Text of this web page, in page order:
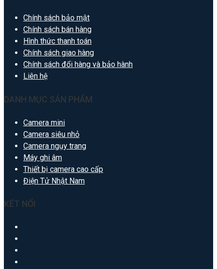
Chính sách bảo mật
Chính sách bán hàng
Hình thức thanh toán
Chính sách giao hàng
Chính sách đổi hàng và bảo hành
Liên hệ
DANH MỤC SẢN PHẨM
Camera mini
Camera siêu nhỏ
Camera ngụy trang
Máy ghi âm
Thiết bị camera cao cấp
Điện Tử Nhật Nam
KẾT NỐI